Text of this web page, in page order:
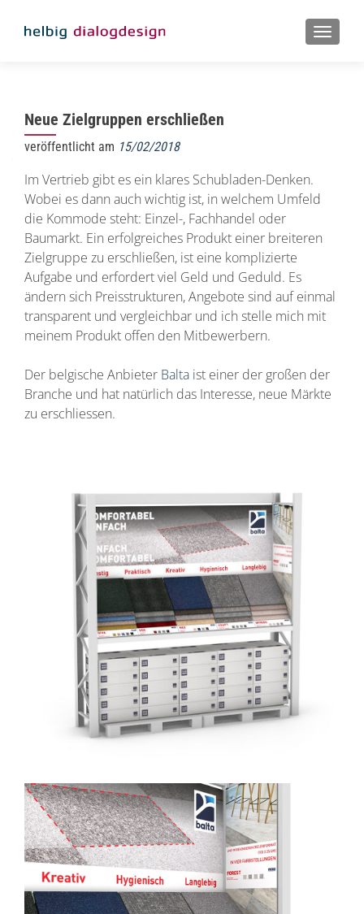
MENU
Neue Zielgruppen erschließen
veröffentlicht am 15/02/2018
Im Vertrieb gibt es ein klares Schubladen-Denken.
Wobei es dann auch wichtig ist, in welchem Umfeld
die Kommode steht: Einzel-, Fachhandel oder
Baumarkt. Ein erfolgreiches Produkt einer breiteren
Zielgruppe zu erschließen, ist eine komplizierte
Aufgabe und erfordert viel Geld und Geduld. Es
ändern sich Preisstrukturen, Angebote sind auf einmal
transparent und vergleichbar und ich stelle mich mit
meinem Produkt offen den Mitbewerbern.
Der belgische Anbieter Balta ist einer der großen der
Branche und hat natürlich das Interesse, neue Märkte
zu erschliessen.